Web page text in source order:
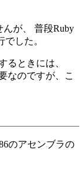
が、 普段Ruby
した。
るときには、
なのですが、こ
のアセンブラの